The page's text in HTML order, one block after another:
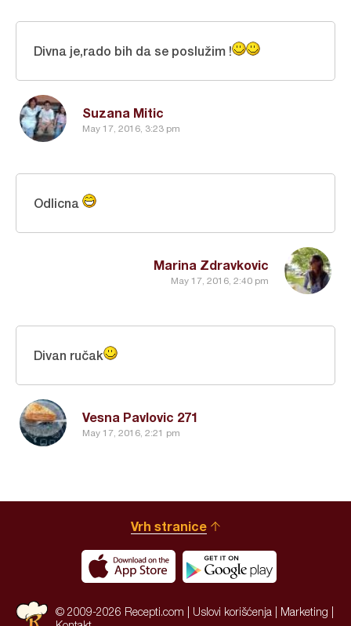
Suzana Mitic
May 17, 2016, 3:23 pm
Divna je,rado bih da se poslužim !
Marina Zdravkovic
May 17, 2016, 2:40 pm
Odlicna
Vesna Pavlovic 271
May 17, 2016, 2:21 pm
Divan ručak
Vrh stranice
© 2009-2026 Recepti.com | Uslovi korišćenja Marketing